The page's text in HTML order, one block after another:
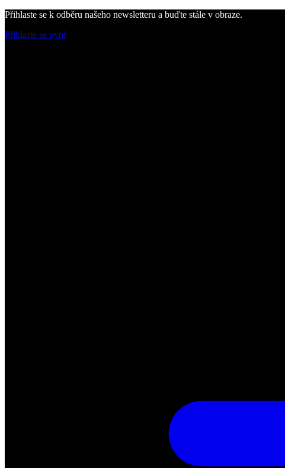
Přihlaste se k odběru našeho newsletteru a buďte stále v obraze.
Přihlaste se nyní